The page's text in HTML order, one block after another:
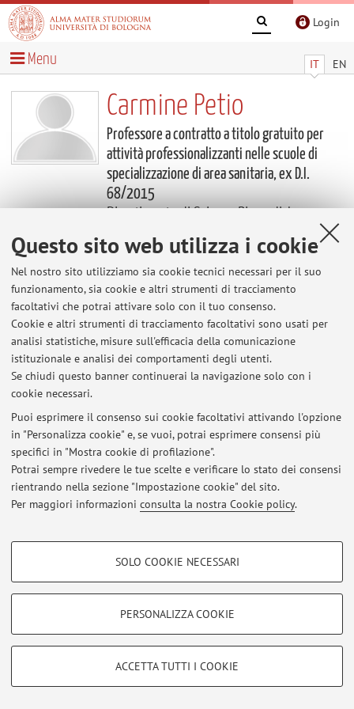
Questo sito web utilizza i cookie
Nel nostro sito utilizziamo sia cookie tecnici necessari per il suo
funzionamento, sia cookie e altri strumenti di tracciamento
facoltativi che potrai attivare solo con il tuo consenso.
Cookie e altri strumenti di tracciamento facoltativi sono usati per
analisi statistiche, misure sull'efficacia della comunicazione
istituzionale e analisi dei comportamenti degli utenti.
Se chiudi questo banner continuerai la navigazione solo con i
cookie necessari.
Puoi esprimere il consenso sui cookie facoltativi attivando l'opzione
in "Personalizza cookie" e, se vuoi, potrai esprimere consensi più
specifici in "Mostra cookie di profilazione".
Potrai sempre rivedere le tue scelte e verificare lo stato dei consensi
rientrando nella sezione "Impostazione cookie" del sito.
Per maggiori informazioni consulta la nostra Cookie policy.
COOKIE DI PROFILAZIONE - FACOLTATIVI
COOKIE TECNICI - NECESSARI
Si tratta di cookie tecnici utilizzati, a titolo esemplificativo, per il corretto
SOLO COOKIE NECESSARI
PERSONALIZZA COOKIE
ACCETTA TUTTI I COOKIE
Login
IT EN
Menu
Carmine Petio
Professore a contratto a titolo gratuito per
attività professionalizzanti nelle scuole di
specializzazione di area sanitaria, ex D.I.
68/2015
Dipartimento di Scienze Biomediche e
Contenuti utili
Al momento non sono presenti contenuti.
Ultimi avvisi
Al momento non sono presenti avvisi.
Area riservata
© 2026 - ALMA MATER STUDIORUM - Università di Bologna - Via
Zamboni, 33 - 40126 Bologna - Partita IVA: 01131710376
|Note legali|Impostazioni Cookie